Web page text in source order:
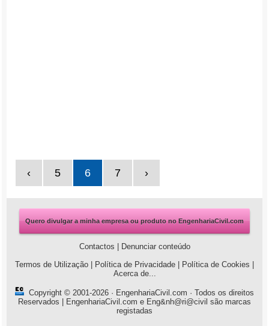
‹ 5 6 7 ›
Quero divulgar a minha empresa ou produto no EngenhariaCivil.com
Contactos
Denunciar conteúdo
Termos de Utilização
Política de Privacidade Política de Cookies
Acerca de...
Copyright © 2001-2026 · EngenhariaCivil.com · Todos os direitos
Reservados | EngenhariaCivil.com e Eng&nh@ri@civil são marcas
registadas